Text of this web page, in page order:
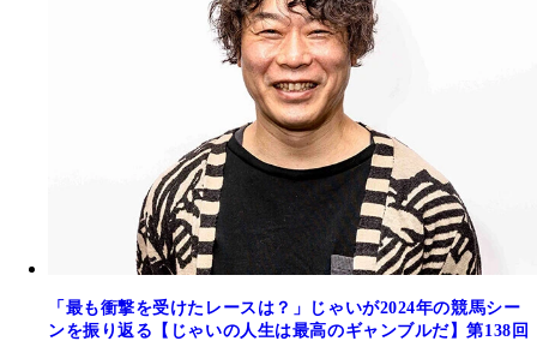
「最も衝撃を受けたレースは？」じゃいが2024年の競馬シー
ンを振り返る【じゃいの人生は最高のギャンブルだ】第138回